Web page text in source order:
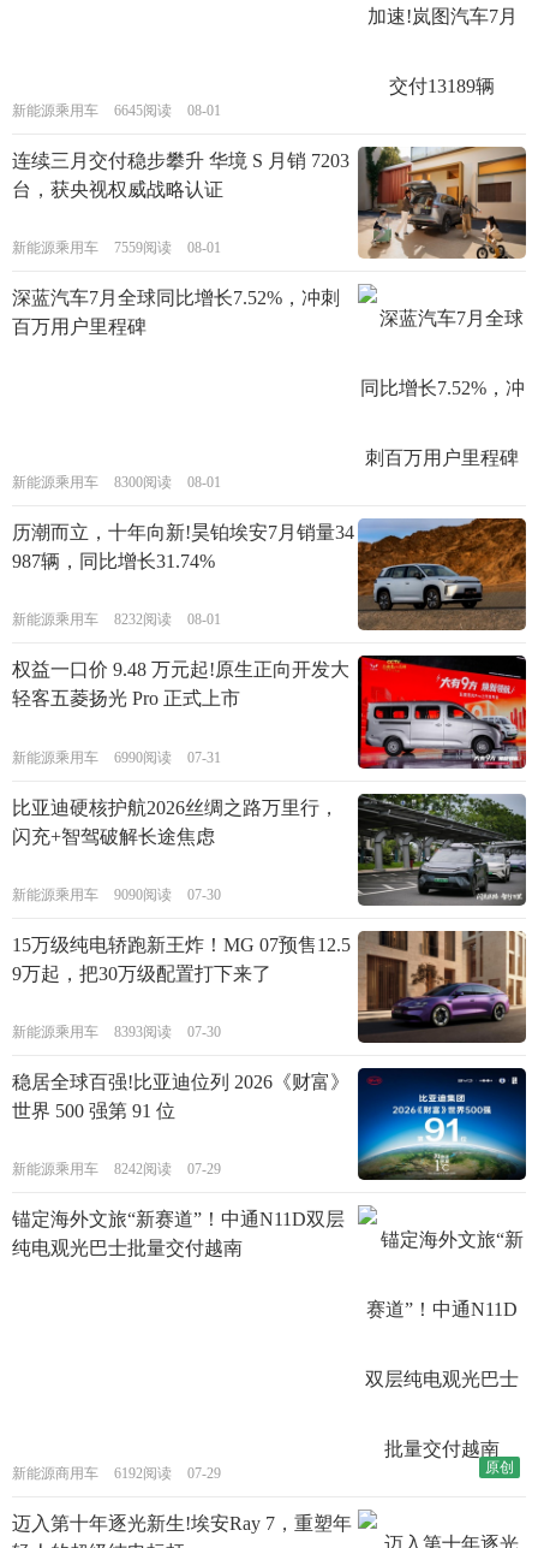
新能源乘用车 6645阅读 08-01
连续三月交付稳步攀升 华境 S 月销 7203
台，获央视权威战略认证
新能源乘用车 7559阅读 08-01
深蓝汽车7月全球同比增长7.52%，冲刺
百万用户里程碑
新能源乘用车 8300阅读 08-01
历潮而立，十年向新!昊铂埃安7月销量34
987辆，同比增长31.74%
新能源乘用车 8232阅读 08-01
权益一口价 9.48 万元起!原生正向开发大
轻客五菱扬光 Pro 正式上市
新能源乘用车 6990阅读 07-31
比亚迪硬核护航2026丝绸之路万里行，
闪充+智驾破解长途焦虑
新能源乘用车 9090阅读 07-30
15万级纯电轿跑新王炸！MG 07预售12.5
9万起，把30万级配置打下来了
新能源乘用车 8393阅读 07-30
稳居全球百强!比亚迪位列 2026《财富》
世界 500 强第 91 位
新能源乘用车 8242阅读 07-29
原创
锚定海外文旅“新赛道”！中通N11D双层
纯电观光巴士批量交付越南
新能源商用车 6192阅读 07-29
迈入第十年逐光新生!埃安Ray 7，重塑年